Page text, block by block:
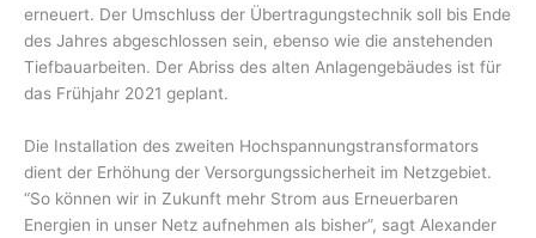
erneuert. Der Umschluss der Übertragungstechnik soll bis Ende
des Jahres abgeschlossen sein, ebenso wie die anstehenden
Tiefbauarbeiten. Der Abriss des alten Anlagengebäudes ist für
das Frühjahr 2021 geplant.
Die Installation des zweiten Hochspannungstransformators
dient der Erhöhung der Versorgungssicherheit im Netzgebiet.
“So können wir in Zukunft mehr Strom aus Erneuerbaren
Energien in unser Netz aufnehmen als bisher”, sagt Alexander